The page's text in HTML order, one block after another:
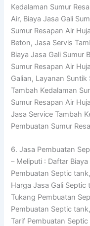
Kedalaman Sumur
Air, Biaya Jasa Gali
Sumur Resapan Air
Beton, Jasa Servis
Biaya Jasa Gali Sumur
Sumur Resapan Air
Galian, Layanan
Tambah Kedalaman
Sumur Resapan Air
Jasa Service Tambah
Pembuatan Sumur
6. Jasa Pembuatan
– Meliputi : Daftar
Pembuatan Septic
Harga Jasa Gali Septic
Tukang Pembuatan
Pembuatan Septic
Tarif Pembuatan